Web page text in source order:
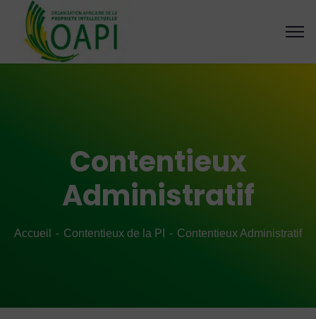
Contentieux
Administratif
Accueil Contentieux de la PI Contentieux Administratif